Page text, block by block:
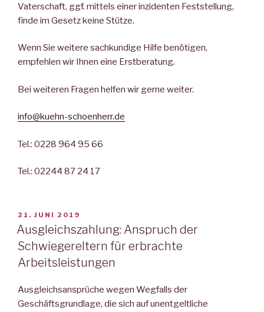
Vaterschaft, ggf. mittels einer inzidenten Feststellung,
finde im Gesetz keine Stütze.
Wenn Sie weitere sachkundige Hilfe benötigen,
empfehlen wir Ihnen eine Erstberatung.
Bei weiteren Fragen helfen wir gerne weiter.
info@kuehn-schoenherr.de
Tel.: 0228 964 95 66
Tel.: 02244 87 24 17
VERÖFFENTLICHT
AM
21. JUNI 2019
Ausgleichszahlung: Anspruch der
Schwiegereltern für erbrachte
Arbeitsleistungen
Ausgleichsansprüche wegen Wegfalls der
Geschäftsgrundlage, die sich auf unentgeltliche